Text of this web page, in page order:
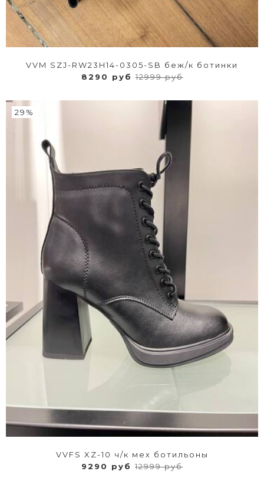
VVM SZJ-RW23H14-0305-SB беж/к ботинки
8290 руб12999 руб
29%
VVFS XZ-10 ч/к мех ботильоны
9290 руб 12999 руб